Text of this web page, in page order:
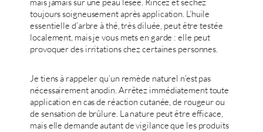
mais jamais sur une peau lésée. Rincez et séchez
toujours soigneusement après application. L’huile
essentielle d’arbre à thé, très diluée, peut être testée
localement, mais je vous mets en garde : elle peut
provoquer des irritations chez certaines personnes.
Je tiens à rappeler qu’un remède naturel n’est pas
nécessairement anodin. Arrêtez immédiatement toute
application en cas de réaction cutanée, de rougeur ou
de sensation de brûlure. La nature peut être efficace,
mais elle demande autant de vigilance que les produits